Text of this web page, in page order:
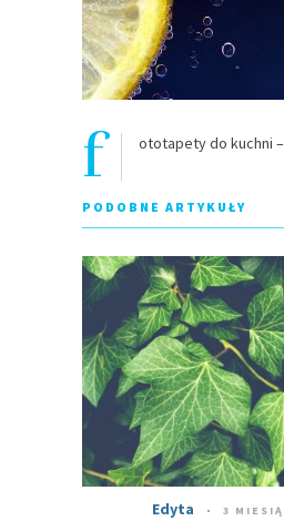
f ototapety do kuchni
PODOBNE ARTYKUŁY
Edyta 3